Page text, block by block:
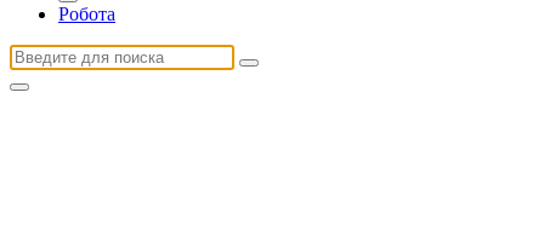
Робота
Найти: